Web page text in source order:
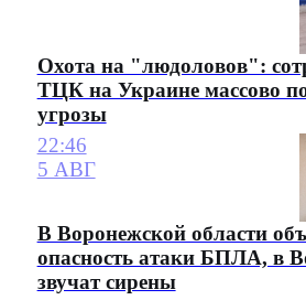
Охота на "людоловов":
ТЦК на Украине массово
угрозы
22:46
5 АВГ
В Воронежской области
опасность атаки БПЛА, в
звучат сирены